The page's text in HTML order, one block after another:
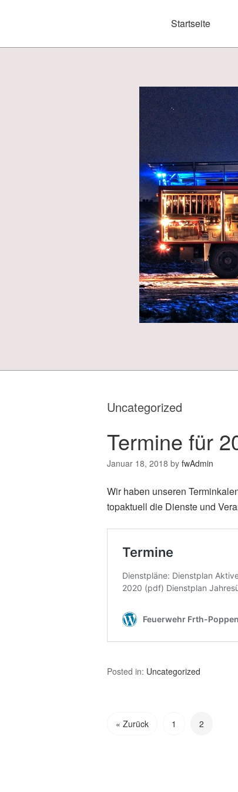
Startseite
Uncategorized
Termine für
Januar 18, 2018 by fwAdmin
Wir haben unseren
topaktuell die Dienste und
Posted in: Uncategorized
« Zurück 1 2